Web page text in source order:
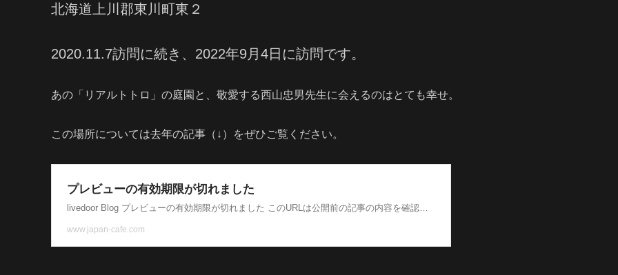
北海道上川郡東川町東２
2020.11.7訪問に続き、2022年9月4日に訪問です。
あの「リアルトトロ」の庭園と、敬愛する西山忠男先生に会えるのはとても幸せ。
この場所については去年の記事（↓）をぜひご覧ください。